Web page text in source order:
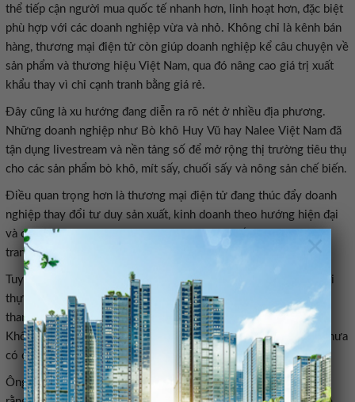
×
thể tiếp cận người mua quốc tế nhanh hơn, linh hoạt hơn, đặc biệt
phù hợp với các doanh nghiệp vừa và nhỏ. Không chỉ là kênh bán
hàng, thương mại điện tử còn giúp doanh nghiệp kể câu chuyện về
sản phẩm và thương hiệu Việt Nam, qua đó nâng cao giá trị xuất
khẩu thay vì chỉ cạnh tranh bằng giá rẻ.
Đây cũng là xu hướng đang diễn ra rõ nét ở nhiều địa phương.
Những doanh nghiệp như Bò khô Huy Vũ hay Nalee Việt Nam đã
tận dụng livestream và nền tảng số để mở rộng thị trường tiêu thụ
cho các sản phẩm bò khô, mít sấy, chuối sấy và nông sản chế biến.
Điều quan trọng hơn là thương mại điện tử đang thúc đẩy doanh
nghiệp thay đổi tư duy sản xuất, kinh doanh theo hướng hiện đại
và chuyên nghiệp hơn và tạo động lực nâng cấp năng lực cạnh
tranh cho doanh nghiệp Việt Nam.
Tuy nhiên, cơ hội lớn cũng đi kèm với những yêu cầu rất lớn bởi
thực tế cho thấy nhiều doanh nghiệp vẫn gặp khó về logistics,
thanh toán quốc tế, quản trị dữ liệu và xây dựng thương hiệu.
Không ít doanh nghiệp mới dừng ở việc đưa hàng lên sàn mà chưa
có chiến lược phát triển thị trường bài bản.
Ông Trần Thanh Hải, Phó Cục trưởng Cục Xuất nhập khẩu cho